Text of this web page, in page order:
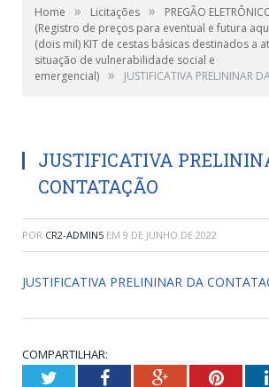
Home » Licitações »
PREGÃO
(Registro de preços para eventual e futura
(dois mil) KIT de cestas básicas destinados a
situação de vulnerabilidade social e
emergencial) » JUSTIFICATIVA PRELININAR
JUSTIFICATIVA
CONTATAÇÃO
POR CR2-ADMIN5 EM 9 DE JUNHO DE 2022
JUSTIFICATIVA PRELININAR DA
COMPARTILHAR:
TwitterFacebookGoogle+